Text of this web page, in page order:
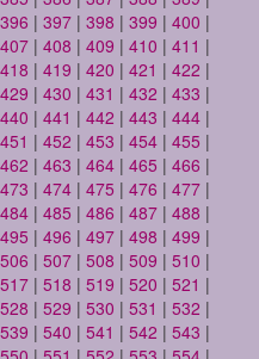
396 | 397 | 398 | 399 | 400 |
407 | 408 | 409 | 410 | 411 |
418 | 419 | 420 | 421 | 422 |
429 | 430 | 431 | 432 | 433 |
440 | 441 | 442 | 443 | 444 |
451 | 452 | 453 | 454 | 455 |
462 | 463 | 464 | 465 | 466 |
473 | 474 | 475 | 476 | 477 |
484 | 485 | 486 | 487 | 488 |
495 | 496 | 497 | 498 | 499 |
506 | 507 | 508 | 509 | 510 |
517 | 518 | 519 | 520 | 521 |
528 | 529 | 530 | 531 | 532 |
539 | 540 | 541 | 542 | 543 |